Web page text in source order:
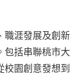
職涯發展及創新
包括串聯桃市大
校園創意發想到